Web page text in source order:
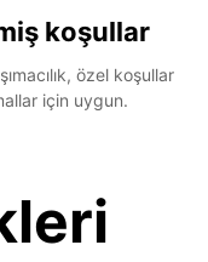
koşullar
özel koşullar
için uygun.